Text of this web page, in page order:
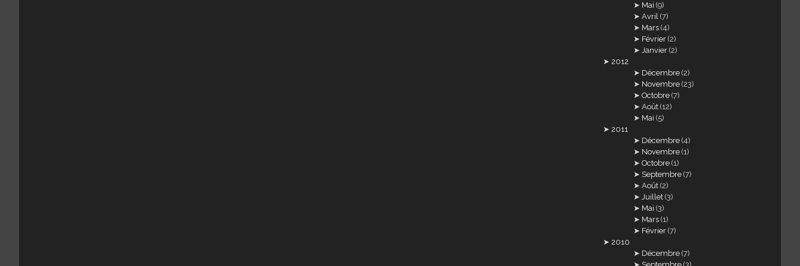
Mai (9)
Avril (7)
Mars (4)
Février (2)
Janvier (2)
2012
Décembre (2)
Novembre (23)
Octobre (7)
Août (12)
Mai (5)
2011
Décembre (4)
Novembre (1)
Octobre (1)
Septembre (7)
Août (2)
Juillet (3)
Mai (3)
Mars (1)
Février (7)
2010
Décembre (7)